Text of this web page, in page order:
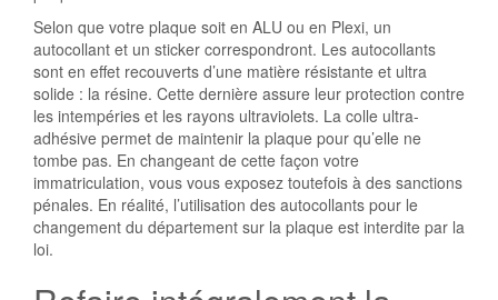
Selon que votre plaque soit en ALU ou en Plexi, un
autocollant et un sticker correspondront. Les autocollants
sont en effet recouverts d’une matière résistante et ultra
solide : la résine. Cette dernière assure leur protection contre
les intempéries et les rayons ultraviolets. La colle ultra-
adhésive permet de maintenir la plaque pour qu’elle ne
tombe pas. En changeant de cette façon votre
immatriculation, vous vous exposez toutefois à des sanctions
pénales. En réalité, l’utilisation des autocollants pour le
changement du département sur la plaque est interdite par la
loi.